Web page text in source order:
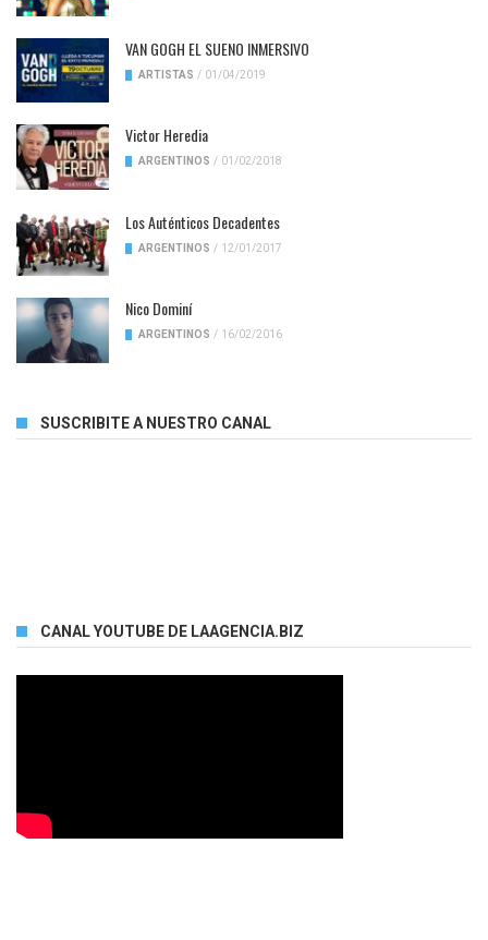
VAN GOGH EL SUENO INMERSIVO
ARTISTAS / 01/04/2019
Victor Heredia
ARGENTINOS / 01/02/2018
Los Auténticos Decadentes
ARGENTINOS / 12/01/2017
Nico Dominí
ARGENTINOS / 16/02/2016
SUSCRIBITE A NUESTRO CANAL
CANAL YOUTUBE DE LAAGENCIA.BIZ